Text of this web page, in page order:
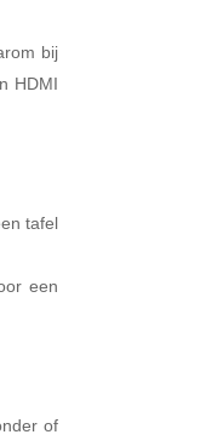
bij
HDMI
tafel
een
of